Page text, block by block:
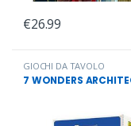
€26.99
GIOCHI DA TAVOLO
7 WONDERS